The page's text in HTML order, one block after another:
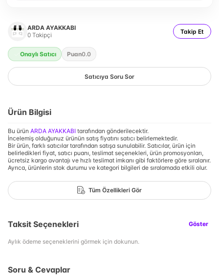
ARDA AYAKKABI
0 Takipçi Takip Et
Onaylı Satıcı Puan0.0
Satıcıya Soru Sor
Ürün Bilgisi
Bu ürün ARDA AYAKKABI tarafından gönderilecektir.
İncelemiş olduğunuz ürünün satış fiyatını satıcı belirlemektedir.
Bir ürün, farklı satıcılar tarafından satışa sunulabilir. Satıcılar, ürün için
belirledikleri fiyat, satıcı puanı, teslimat seçenekleri, ürün promosyonları,
ücretsiz kargo avantajı ve hızlı teslimat imkanı gibi faktörlere göre sıralanır.
Ayrıca, ürünlerin stok durumu ve kategori bilgileri de sıralamada etkili olur.
Tüm Özellikleri Gör
Taksit Seçenekleri Göster
Aylık ödeme seçeneklerini görmek için dokunun.
Soru & Cevaplar